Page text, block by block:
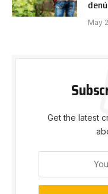
May
Get the latest